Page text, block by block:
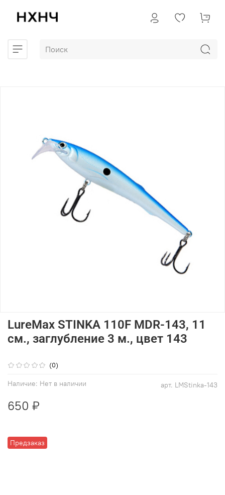
(0)
арт. LMStinka-143
Наличие: Нет в наличии
Предзаказ
LureMax STINKA 110F MDR-143, 11
см., заглубление 3 м., цвет 143
650 ₽